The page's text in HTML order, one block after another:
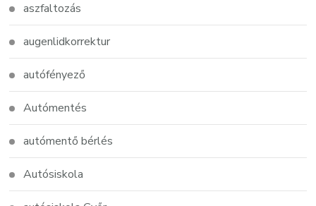
aszfaltozás
augenlidkorrektur
autófényező
Autómentés
autómentő bérlés
Autósiskola